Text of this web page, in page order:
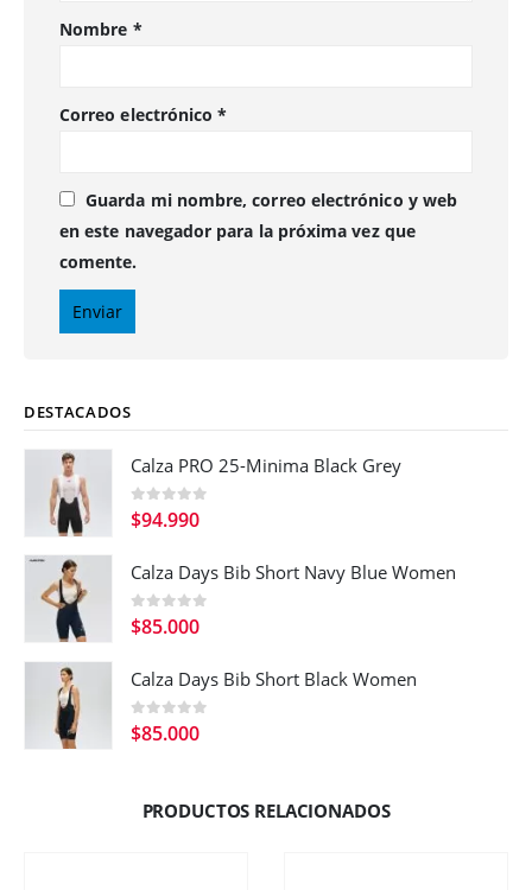
Nombre *
Correo electrónico*
Guarda mi nombre, correo electrónico y web
en este navegador para la próxima vez que
comente.
DESTACADOS
Calza PRO 25-Minima Black Grey
0out of 5
$94.990
Calza Days Bib Short Navy Blue Women
0out of 5
$85.000
Calza Days Bib Short Black Women
0out of 5
$85.000
PRODUCTOS RELACIONADOS